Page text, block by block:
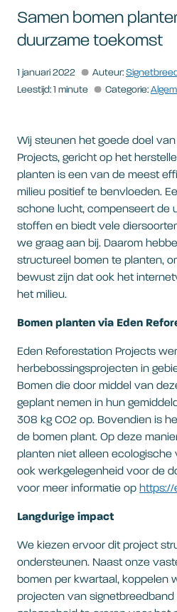
Samen bomen
duurzame toekomst
1 januari 2022 Auteur:
Leestijd: 1 minute
Categorie:
Wij steunen het goede doel
Projects, gericht op het
planten is een van de meest
milieu positief te benvloeden.
schone lucht, compenseert de
stoffen en biedt vele
we graag aan bij. Daarom
structureel bomen te planten,
bewust zijn dat ook het
het milieu.
Bomen planten via Eden
Eden Reforestation Projects
herbebossingsprojecten in
Bomen die door middel van
geplant nemen in hun
308 kg CO2 op. Bovendien is
de bomen plant. Op deze
planten niet alleen ecologische
ook werkgelegenheid voor de
voor meer informatie op https://
Langdurige impact
We kiezen ervoor dit project
ondersteunen. Naast onze
bomen per kwartaal, koppelen
projecten van signetbreedband